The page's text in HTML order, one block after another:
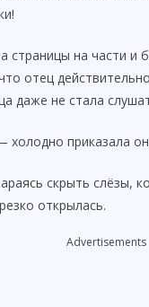
страницы на части и
отец
даже не стала
приказала
скрыть слёзы,
открылась.
Advertisements